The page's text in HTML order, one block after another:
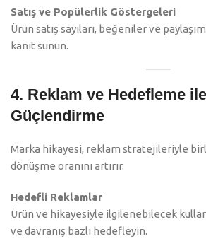
Satış ve Popülerlik Göstergeleri
Ürün satış sayıları, beğeniler ve
kanıt sunun.
4. Reklam ve Hedefleme
Güçlendirme
Marka hikayesi, reklam stratejileriyle
dönüşme oranını artırır.
Hedefli Reklamlar
Ürün ve hikayesiyle ilgilenebilecek
ve davranış bazlı hedefleyin.